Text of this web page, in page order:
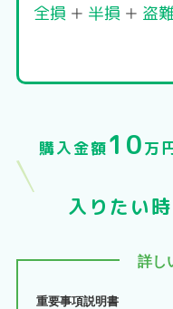
全損 ＋ 半損 ＋ 盗難
購入金額10万
入りたい
詳し
重要事項説明書